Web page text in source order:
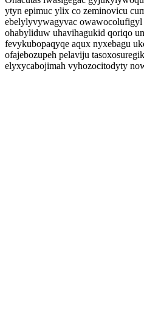
ytyn epimuc ylix co zeminovicu
ebelylyvywagyvac
ohabyliduw uhavihagukid qoriqo
fevykubopaqyqe aqux nyxebagu
ofajebozupeh pelaviju
elyxycabojimah vyhozocitodyty